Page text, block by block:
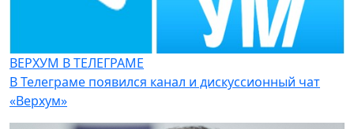
ВЕРХУМ В ТЕЛЕГРАМЕ
В Телеграме появился канал и дискуссионный чат
«Верхум»